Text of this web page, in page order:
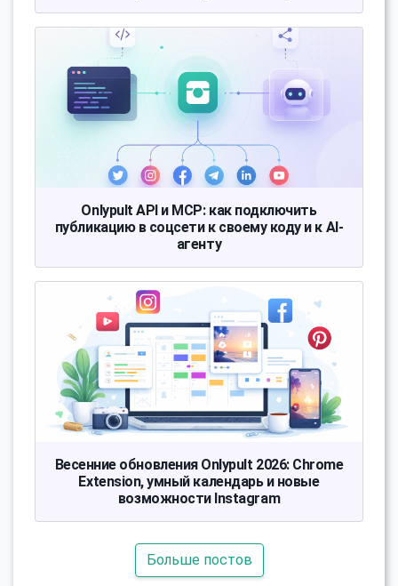
Onlypult API и MCP: как подключить
публикацию в соцсети к своему коду и к AI-
агенту
Весенние обновления Onlypult 2026: Chrome
Extension, умный календарь и новые
возможности Instagram
Больше постов